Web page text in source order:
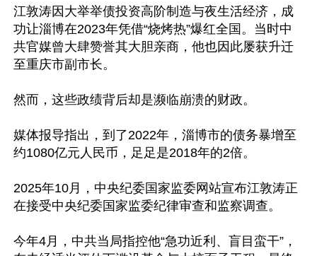
江敦涛因大举举债投资高阶制造与夜生活经济，成
功让淄博在2023年凭借“烧烤热”爆红全国。当时中
共官媒曾大肆赞誉其大胆亲商，他也因此屡获升迁
至重庆市副市长。
然而，这些政绩背后却是濒临崩溃的财政。
媒体报导指出，到了2022年，淄博市的债务暴增至
约1080亿元人民币，足足是2018年的2倍。
2025年10月，中央纪委国家监委网站宣布江敦涛正
在接受中央纪委国家监委纪律审查和监察调查。
今年4月，中共当局指控他“急功近利、盲目蛮干”，